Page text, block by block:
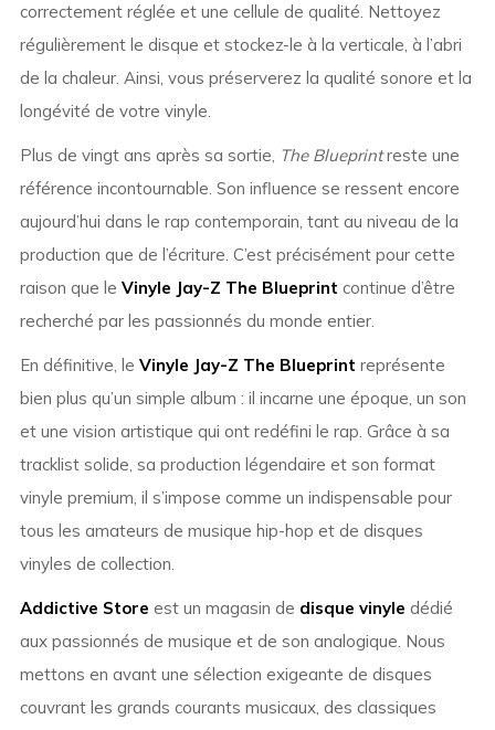
correctement réglée et une cellule de qualité. Nettoyez
régulièrement le disque et stockez-le à la verticale, à l’abri
de la chaleur. Ainsi, vous préserverez la qualité sonore et la
longévité de votre vinyle.
Plus de vingt ans après sa sortie, The Blueprintreste une
référence incontournable. Son influence se ressent encore
aujourd’hui dans le rap contemporain, tant au niveau de la
production que de l’écriture. C’est précisément pour cette
raison que le Vinyle Jay-Z The Blueprint continue d’être
recherché par les passionnés du monde entier.
En définitive, le Vinyle Jay-Z The Blueprint représente
bien plus qu’un simple album : il incarne une époque, un son
et une vision artistique qui ont redéfini le rap. Grâce à sa
tracklist solide, sa production légendaire et son format
vinyle premium, il s’impose comme un indispensable pour
tous les amateurs de musique hip-hop et de disques
vinyles de collection.
Addictive Store est un magasin de disque vinyle dédié
aux passionnés de musique et de son analogique. Nous
mettons en avant une sélection exigeante de disques
couvrant les grands courants musicaux, des classiques